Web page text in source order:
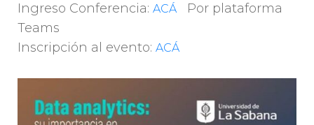
Ingreso Conferencia: ACÁ Por plataforma
Teams
Inscripción al evento: ACÁ